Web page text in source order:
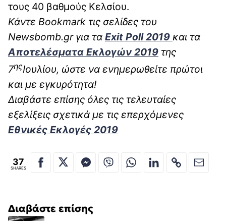
τους 40 βαθμούς Κελσίου.
Κάντε Bookmark τις σελίδες του
Newsbomb.gr για τα Exit Poll 2019 και τα
Αποτελέσματα Εκλογών 2019 της
7ηςΙουλίου, ώστε να ενημερωθείτε πρώτοι
και με εγκυρότητα!
Διαβάστε επίσης όλες τις τελευταίες
εξελίξεις σχετικά με τις επερχόμενες
Εθνικές Εκλογές 2019
37
SHARES
Διαβάστε επίσης